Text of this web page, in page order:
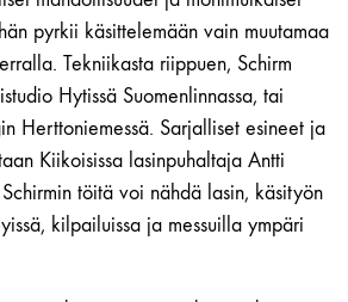
pyrkii käsittelemään vain muutamaa
Tekniikasta riippuen, Schirm
Hytissä Suomenlinnassa, tai
Herttoniemessä. Sarjalliset esineet ja
Kiikoisissa lasinpuhaltaja Antti
Schirmin töitä voi nähdä lasin, käsityön
kilpailuissa ja messuilla ympäri